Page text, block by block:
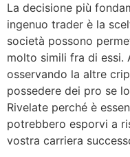
La decisione più
ingenuo trader è la
società possono
molto simili fra di essi.
osservando la altre
possedere dei pro se
Rivelate perché è
potrebbero esporvi a
vostra carriera